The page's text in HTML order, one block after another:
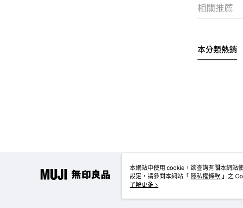
相關推薦
本分類熱銷
本網站中使用 cookie，欲查詢有關本網站
設定，請參閱本網站「 隱私權條款 」之
使用 cookie。
了解更多 >